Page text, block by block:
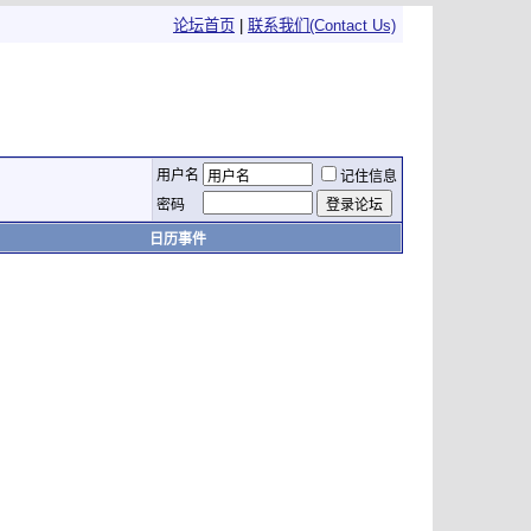
论坛首页 联系我们(Contact Us)
用户名
记住信息
密码
日历事件